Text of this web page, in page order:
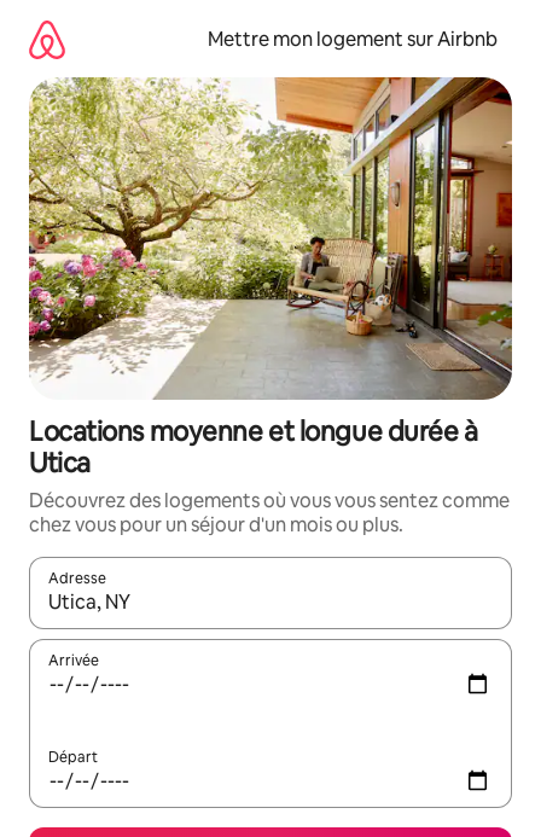
directement
contenu
Mettre mon logement sur Airbnb
Locations moyenne et longue durée à
Utica
Découvrez des logements où vous vous sentez comme
chez vous pour un séjour d'un mois ou plus.
Adresse
Lorsque les résultats s'affichent, utilisez les flèches vers le
Arrivée
Départ